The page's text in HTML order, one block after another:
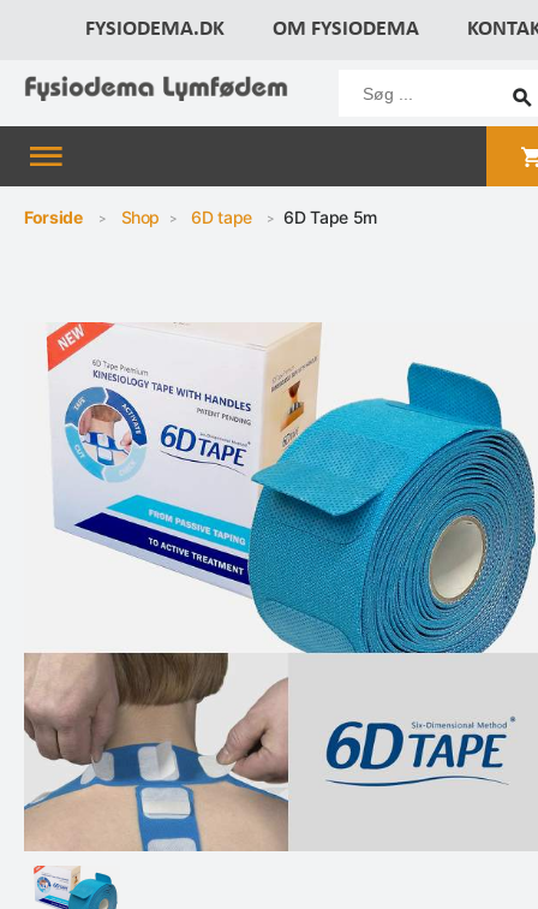
FYSIODEMA.DK OM FYSIODEMA
Forside Shop 6D tape 6D Tape 5m